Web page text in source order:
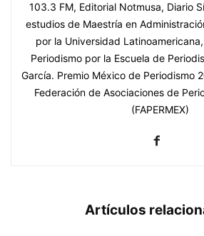
103.3 FM, Editorial Notmusa, Diario
estudios de Maestría en
por la Universidad
Periodismo por la Escuela de
García. Premio México de Periodismo
Federación de Asociaciones de
(FAPERMEX)
Artículos